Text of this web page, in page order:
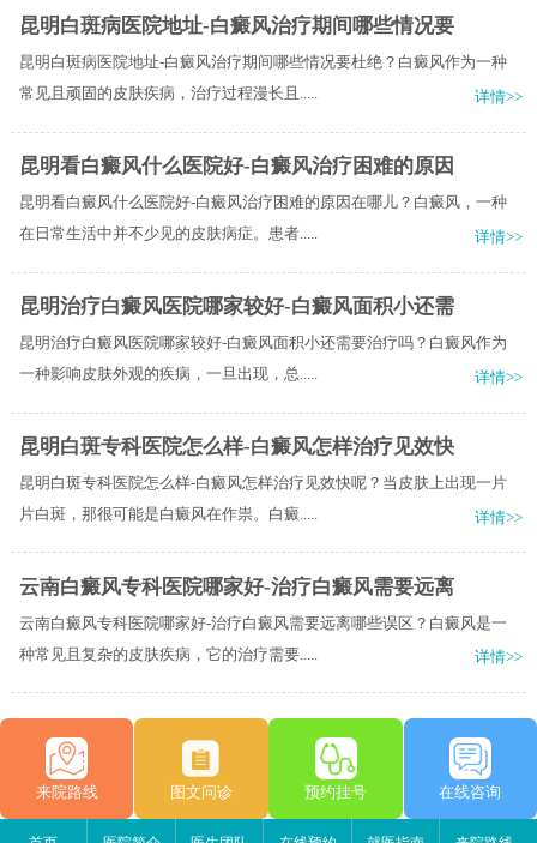
昆明白斑病医院地址-白癜风治疗期间哪些情况要
昆明白斑病医院地址-白癜风治疗期间哪些情况要杜绝？白癜风作为一种
常见且顽固的皮肤疾病，治疗过程漫长且.....
详情>>
昆明看白癜风什么医院好-白癜风治疗困难的原因
昆明看白癜风什么医院好-白癜风治疗困难的原因在哪儿？白癜风，一种
在日常生活中并不少见的皮肤病症。患者.....
详情>>
昆明治疗白癜风医院哪家较好-白癜风面积小还需
昆明治疗白癜风医院哪家较好-白癜风面积小还需要治疗吗？白癜风作为
一种影响皮肤外观的疾病，一旦出现，总.....
详情>>
昆明白斑专科医院怎么样-白癜风怎样治疗见效快
昆明白斑专科医院怎么样-白癜风怎样治疗见效快呢？当皮肤上出现一片
片白斑，那很可能是白癜风在作祟。白癜.....
详情>>
云南白癜风专科医院哪家好-治疗白癜风需要远离
云南白癜风专科医院哪家好-治疗白癜风需要远离哪些误区？白癜风是一
种常见且复杂的皮肤疾病，它的治疗需要.....
详情>>
来院路线 图文问诊 预约挂号 在线咨询